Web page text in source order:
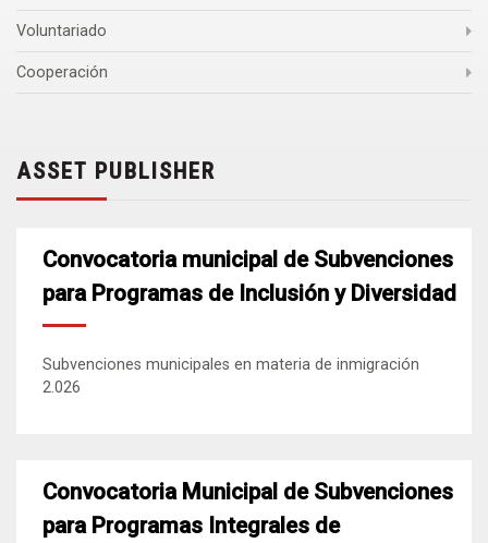
Voluntariado
Cooperación
ASSET PUBLISHER
Convocatoria municipal de Subvenciones
para Programas de Inclusión y Diversidad
Subvenciones municipales en materia de inmigración
2.026
Convocatoria Municipal de Subvenciones
para Programas Integrales de